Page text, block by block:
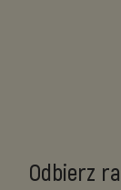
Odbierz